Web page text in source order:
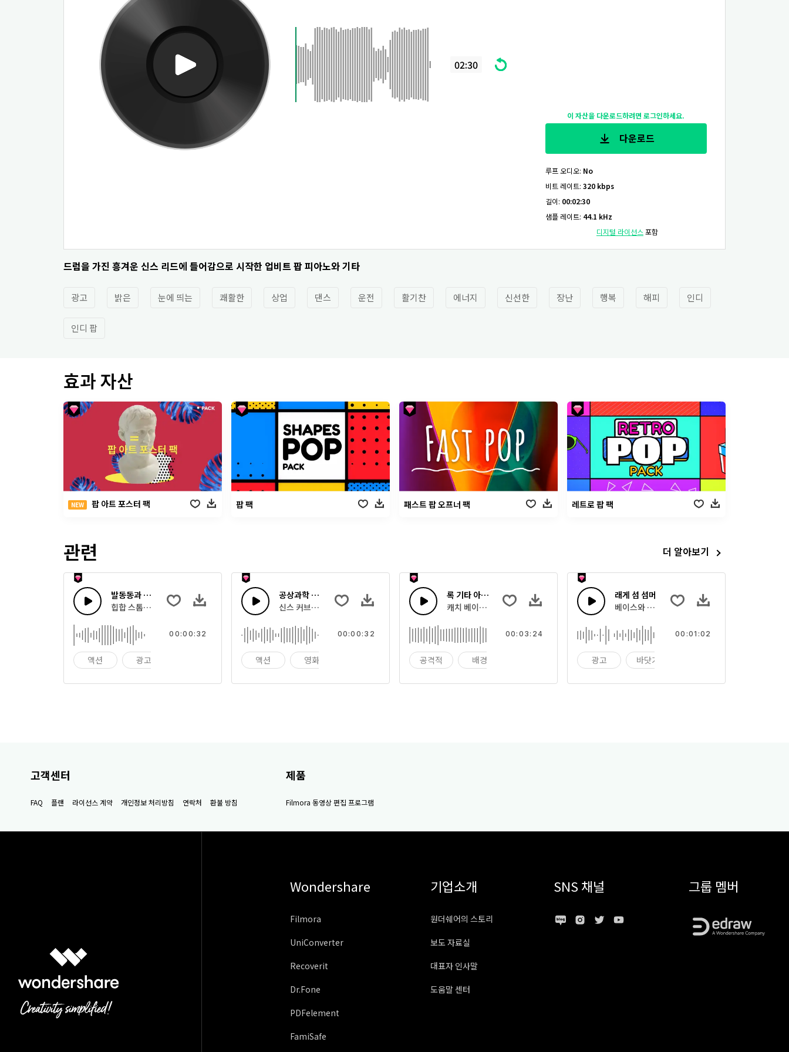
02:30
이 자산을 다운로드하려면 로그인하세요.
다운로드
루프 오디오: No
비트 레이트: 320 kbps
길이: 00:02:30
샘플 레이트: 44.1 kHz
디지털 라이선스 포함
드럼을 가진 흥겨운 신스 리드에 들어감으로 시작한 업비트 팝 피아노와 기타
광고 밝은 눈에 띄는 쾌활한 상업 댄스 운전 활기찬 에너지 신선한 장난 행복 해피 인디
인디 팝
효과 자산
NEW 팝 아트 포스터 팩 팝 팩 패스트 팝 오프너 팩 레트로 팝 팩
관련 더 알아보기
발동동과 박수
힙합 스톰과 찰칵 소리가 나는 활기찬 퍼커션
액션 광고
00:00:32
공상과학 트레일러 서스펜스
신스 커브와 808 붐과 크래시 햇을 가진 에픽 시네마틱 베이스 호른 블래스트
액션 영화
00:00:32
록 기타 아메리카
캐치 베이스와 드럼을 가진 올 아메리칸 록 기타
공격적 배경
00:03:24
래게 섬 섬머
베이스와 레게 드럼을 가진 여름 섬 기타
광고 바닷가
00:01:02
고객센터
FAQ 플랜 라이선스 계약 개인정보 처리방침 연락처 환불 방침
제품
Filmora 동영상 편집 프로그램
Wondershare
Filmora
UniConverter
Recoverit
Dr.Fone
PDFelement
FamiSafe
기업소개
원더쉐어의 스토리
보도 자료실
대표자 인사말
도움말 센터
SNS 채널 그룹 멤버